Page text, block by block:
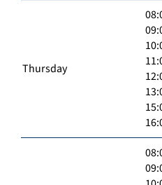
Thursday